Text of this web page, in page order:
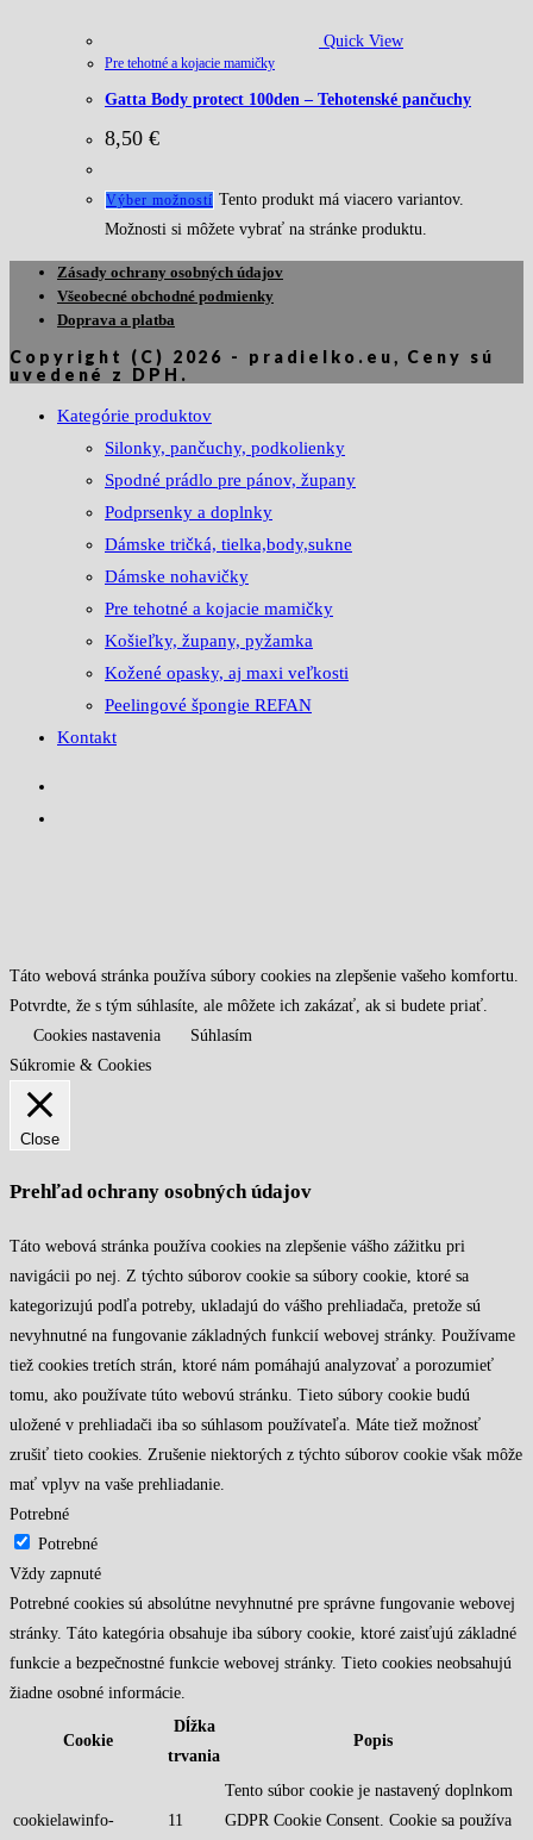
Quick View
Pre tehotné a kojacie mamičky
Gatta Body protect 100den – Tehotenské pančuchy
8,50 €
Výber možností Tento produkt má viacero variantov.
Možnosti si môžete vybrať na stránke produktu.
Zásady ochrany osobných údajov
Všeobecné obchodné podmienky
Doprava a platba
Copyright (C) 2026 - pradielko.eu, Ceny sú
uvedené z DPH.
Kategórie produktov
Silonky, pančuchy, podkolienky
Spodné prádlo pre pánov, župany
Podprsenky a doplnky
Dámske tričká, tielka,body,sukne
Dámske nohavičky
Pre tehotné a kojacie mamičky
Košieľky, župany, pyžamka
Kožené opasky, aj maxi veľkosti
Peelingové špongie REFAN
Kontakt
Táto webová stránka používa súbory cookies na zlepšenie vašeho komfortu.
Potvrdte, že s tým súhlasíte, ale môžete ich zakázať, ak si budete priať.
Cookies nastavenia
Súhlasím
Súkromie & Cookies
Close
Prehľad ochrany osobných údajov
Táto webová stránka používa cookies na zlepšenie vášho zážitku pri
navigácii po nej. Z týchto súborov cookie sa súbory cookie, ktoré sa
kategorizujú podľa potreby, ukladajú do vášho prehliadača, pretože sú
nevyhnutné na fungovanie základných funkcií webovej stránky. Používame
tiež cookies tretích strán, ktoré nám pomáhajú analyzovať a porozumieť
tomu, ako používate túto webovú stránku. Tieto súbory cookie budú
uložené v prehliadači iba so súhlasom používateľa. Máte tiež možnosť
zrušiť tieto cookies. Zrušenie niektorých z týchto súborov cookie však môže
mať vplyv na vaše prehliadanie.
Potrebné
Potrebné
Vždy zapnuté
Potrebné cookies sú absolútne nevyhnutné pre správne fungovanie webovej
stránky. Táto kategória obsahuje iba súbory cookie, ktoré zaisťujú základné
funkcie a bezpečnostné funkcie webovej stránky. Tieto cookies neobsahujú
žiadne osobné informácie.
Cookie
Dĺžka
trvania
Popis
cookielawinfo-
11
Tento súbor cookie je nastavený doplnkom
GDPR Cookie Consent. Cookie sa používa